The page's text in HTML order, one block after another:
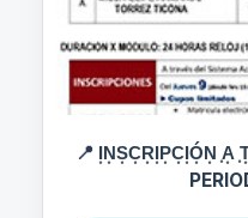
📍 I͙N͙S͙C͙R͙I͙P͙C͙I͙Ó͙N͙ ͙A͙